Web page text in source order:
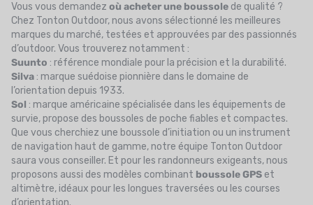
Vous vous demandez où acheter une boussole de qualité ?
Chez Tonton Outdoor, nous avons sélectionné les meilleures
marques du marché, testées et approuvées par des passionnés
d’outdoor. Vous trouverez notamment :
Suunto : référence mondiale pour la précision et la durabilité.
Silva : marque suédoise pionnière dans le domaine de
l’orientation depuis 1933.
Sol : marque américaine spécialisée dans les équipements de
survie, propose des boussoles de poche fiables et compactes.
Que vous cherchiez une boussole d’initiation ou un instrument
de navigation haut de gamme, notre équipe Tonton Outdoor
saura vous conseiller. Et pour les randonneurs exigeants, nous
proposons aussi des modèles combinant boussole GPS et
altimètre, idéaux pour les longues traversées ou les courses
d’orientation.